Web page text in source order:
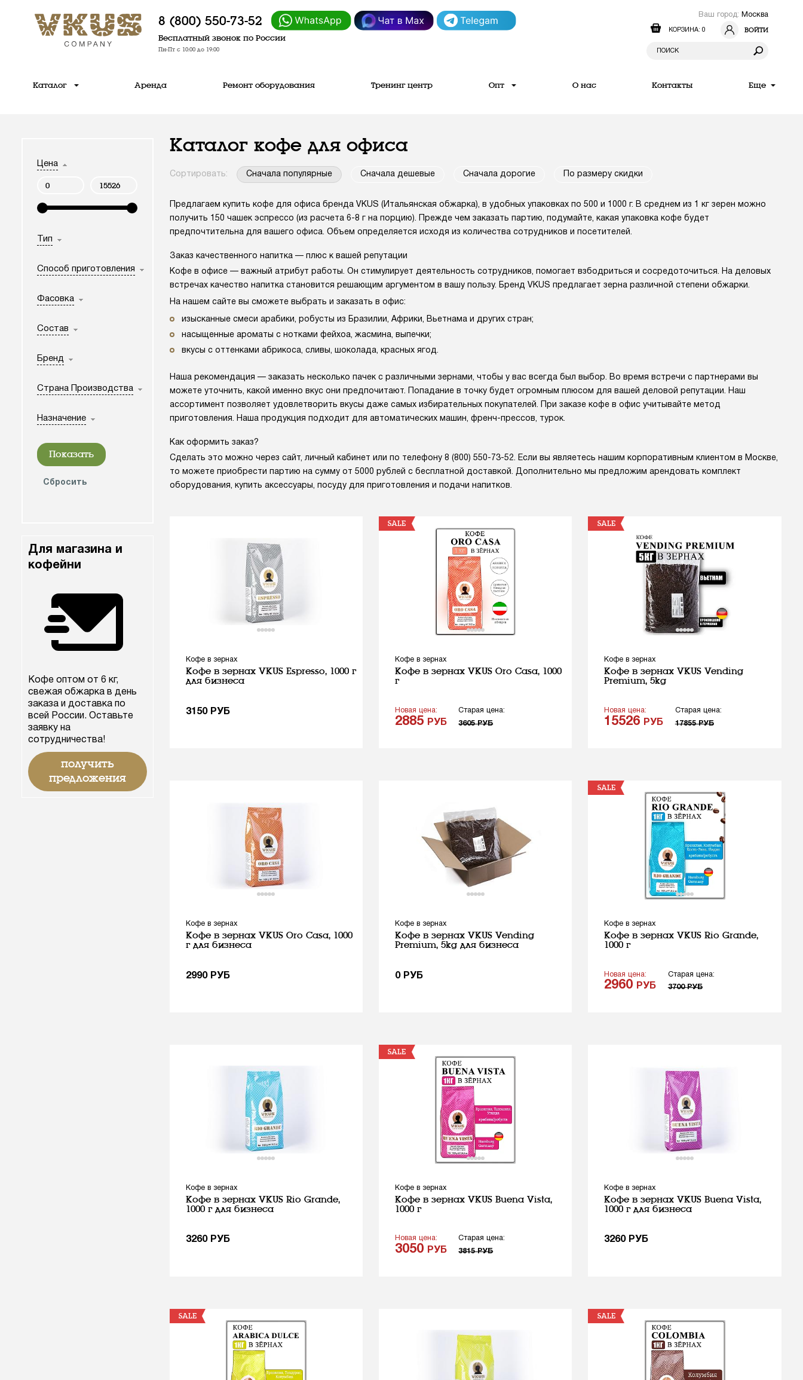
8 (800) 550-73-52
Бесплатный звонок по России
Пн-Пт с 10:00 до 19:00
Ваш город: Москва
КОРЗИНА: 0 ВОЙТИ
Каталог Аренда Ремонт оборудования Тренинг центр Опт О нас Контакты Еще
Каталог кофе для офиса
Сортировать: Сначала популярные Сначала дешевые Сначала дорогие По размеру скидки
Предлагаем купить кофе для офиса бренда VKUS (Итальянская обжарка), в удобных упаковках по 500 и 1000 г. В среднем из 1 кг зерен можно
получить 150 чашек эспрессо (из расчета 6-8 г на порцию). Прежде чем заказать партию, подумайте, какая упаковка кофе будет
предпочтительна для вашего офиса. Объем определяется исходя из количества сотрудников и посетителей.
Заказ качественного напитка — плюс к вашей репутации
Кофе в офисе — важный атрибут работы. Он стимулирует деятельность сотрудников, помогает взбодриться и сосредоточиться. На деловых
встречах качество напитка становится решающим аргументом в вашу пользу. Бренд VKUS предлагает зерна различной степени обжарки.
На нашем сайте вы сможете выбрать и заказать в офис:
изысканные смеси арабики, робусты из Бразилии, Африки, Вьетнама и других стран;
насыщенные ароматы с нотками фейхоа, жасмина, выпечки;
вкусы с оттенками абрикоса, сливы, шоколада, красных ягод.
Наша рекомендация — заказать несколько пачек с различными зернами, чтобы у вас всегда был выбор. Во время встречи с партнерами вы
можете уточнить, какой именно вкус они предпочитают. Попадание в точку будет огромным плюсом для вашей деловой репутации. Наш
ассортимент позволяет удовлетворить вкусы даже самых избирательных покупателей. При заказе кофе в офис учитывайте метод
приготовления. Наша продукция подходит для автоматических машин, френч-прессов, турок.
Как оформить заказ?
Сделать это можно через сайт, личный кабинет или по телефону 8 (800) 550-73-52. Если вы являетесь нашим корпоративным клиентом в Москве,
то можете приобрести партию на сумму от 5000 рублей с бесплатной доставкой. Дополнительно мы предложим арендовать комплект
оборудования, купить аксессуары, посуду для приготовления и подачи напитков.
Кофе в зернах
Кофе в зернах VKUS Espresso, 1000 г
для бизнеса
3150 РУБ
Кофе в зернах
Кофе в зернах VKUS Oro Casa, 1000
г
Новая цена:
2885 РУБ
Старая цена:
3605РУБ
SALE
Кофе в зернах
Кофе в зернах VKUS Vending
Premium, 5kg
Новая цена:
15526 РУБ
Старая цена:
17855РУБ
SALE
Кофе в зернах
Кофе в зернах VKUS Oro Casa, 1000
г для бизнеса
2990 РУБ
Кофе в зернах
Кофе в зернах VKUS Vending
Premium, 5kg для бизнеса
0 РУБ
Кофе в зернах
Кофе в зернах VKUS Rio Grande,
1000 г
Новая цена:
2960 РУБ
Старая цена:
3700РУБ
SALE
Кофе в зернах
Кофе в зернах VKUS Rio Grande,
1000 г для бизнеса
3260 РУБ
Кофе в зернах
Кофе в зернах VKUS Buena Vista,
1000 г
Новая цена:
3050 РУБ
Старая цена:
3815РУБ
SALE
Кофе в зернах
Кофе в зернах VKUS Buena Vista,
1000 г для бизнеса
3260 РУБ
SALE SALE
Цена
Тип
Способ приготовления
Фасовка
Состав
Бренд
Страна Производства
Назначение
Для магазина и
кофейни
Кофе оптом от 6 кг,
свежая обжарка в день
заказа и доставка по
всей России. Оставьте
заявку на
сотрудничества!
получить
предложения